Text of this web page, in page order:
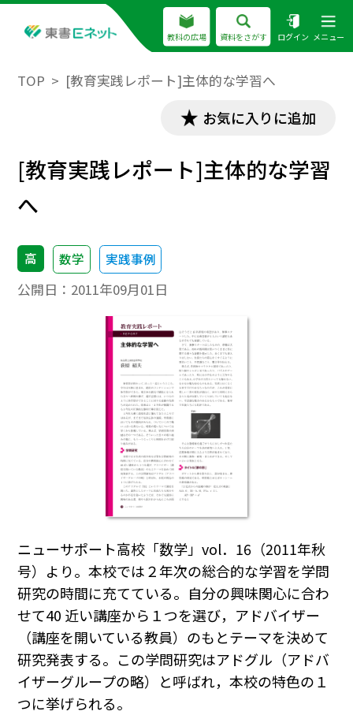
教科の広場 資料をさがす ログイン メニュー
TOP [教育実践レポート]主体的な学習へ
お気に入りに追加
[教育実践レポート]主体的な学習
へ
高 数学 実践事例
公開日： 2011年09月01日
ニューサポート高校「数学」vol．16（2011年秋
号）より。本校では２年次の総合的な学習を学問
研究の時間に充てている。自分の興味関心に合わ
せて40 近い講座から１つを選び，アドバイザー
（講座を開いている教員）のもとテーマを決めて
研究発表する。この学問研究はアドグル（アドバ
イザーグループの略）と呼ばれ，本校の特色の１
つに挙げられる。